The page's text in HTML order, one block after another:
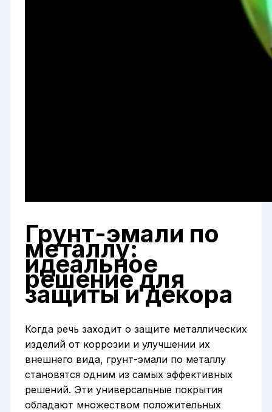
Грунт-эмали по
металлу:
идеальное
решение для
защиты и декора
Когда речь заходит о защите металлических
изделий от коррозии и улучшении их
внешнего вида, грунт-эмали по металлу
становятся одним из самых эффективных
решений. Эти универсальные покрытия
обладают множеством положительных